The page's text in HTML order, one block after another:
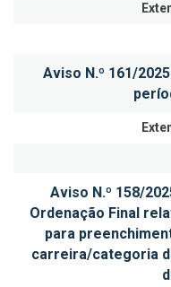
Aviso N.º 161/
Aviso N.º 158/
Ordenação Final
para
carreira/categoria